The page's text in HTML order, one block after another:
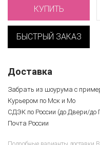
КУПИТЬ
БЫСТРЫЙ ЗАКАЗ
Доставка
Забрать из шоурума с
Курьером по Мск и Мо
СДЭК по России (до Двери/до
Почта России